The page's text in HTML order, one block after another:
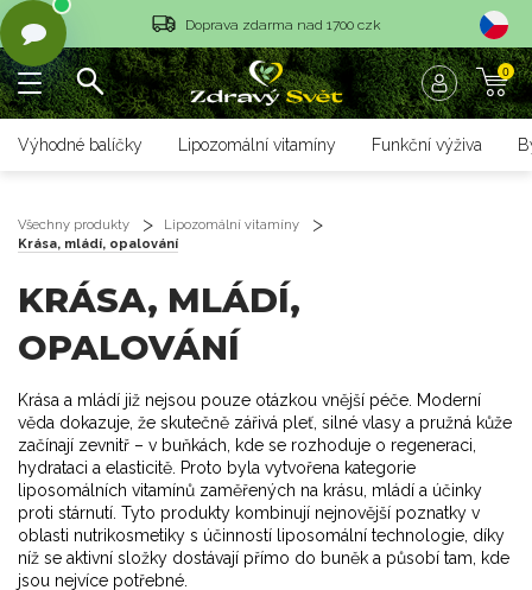
Doprava zdarma nad 1700 czk
Vrácení objednávky do 14 dnů
Vrácení objednávky do 14 dnů
0
Výhodné balíčky Lipozomální vitamíny Funkční výživa
Všechny produkty
Lipozomální vitamíny
Krása, mládí, opalování
KRÁSA, MLÁDÍ,
OPALOVÁNÍ
Krása a mládí již nejsou pouze otázkou vnější péče. Moderní
věda dokazuje, že skutečně zářivá pleť, silné vlasy a pružná kůže
začínají zevnitř – v buňkách, kde se rozhoduje o regeneraci,
hydrataci a elasticitě. Proto byla vytvořena kategorie
liposomálních vitamínů zaměřených na krásu, mládí a účinky
proti stárnutí. Tyto produkty kombinují nejnovější poznatky v
oblasti nutrikosmetiky s účinností liposomální technologie, díky
níž se aktivní složky dostávají přímo do buněk a působí tam, kde
jsou nejvíce potřebné.